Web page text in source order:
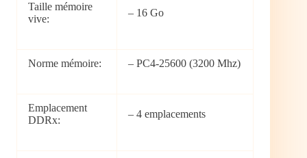
Taille mémoire
vive:
– 16 Go
Norme mémoire: – PC4-25600 (3200 Mhz)
Emplacement
DDRx:
– 4 emplacements